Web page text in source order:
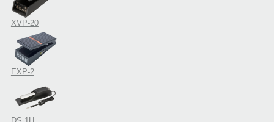
XVP-20
EXP-2